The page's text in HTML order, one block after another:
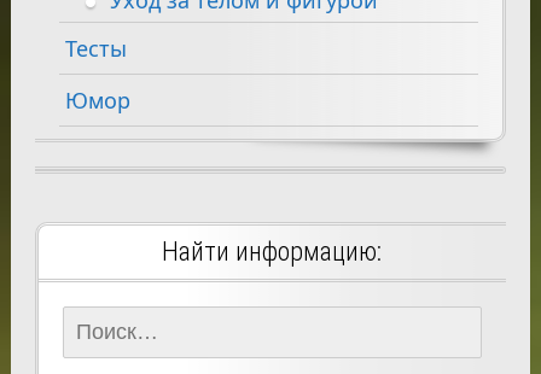
Тесты
Юмор
Найти информацию:
Найти: